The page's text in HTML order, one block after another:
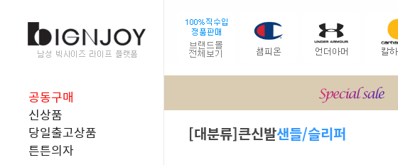
공동구매
신상품
당일출고상품
튼튼의자
[대분류]큰신발샌들/슬리퍼